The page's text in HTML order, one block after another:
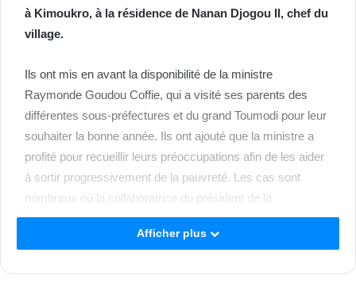
à Kimoukro, à la résidence de Nanan Djogou II, chef du
village.
Ils ont mis en avant la disponibilité de la ministre
Raymonde Goudou Coffie, qui a visité ses parents des
différentes sous-préfectures et du grand Toumodi pour leur
souhaiter la bonne année. Ils ont ajouté que la ministre a
profité pour recueillir leurs préoccupations afin de les aider
à sortir progressivement de la pauvreté. Les cas sont
nombreux où la collaboratrice du président de la
République s’est impliquée pour trouver des emplois à
certains fils et filles de ces localités, pour favoriser des
Afficher plus